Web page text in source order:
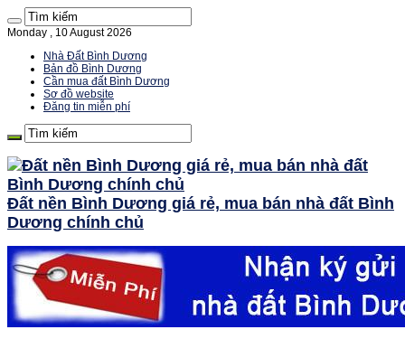
Monday , 10 August 2026
Nhà Đất Bình Dương
Bản đồ Bình Dương
Cần mua đất Bình Dương
Sơ đồ website
Đăng tin miễn phí
Đất nền Bình Dương giá rẻ, mua bán nhà đất Bình
Dương chính chủ